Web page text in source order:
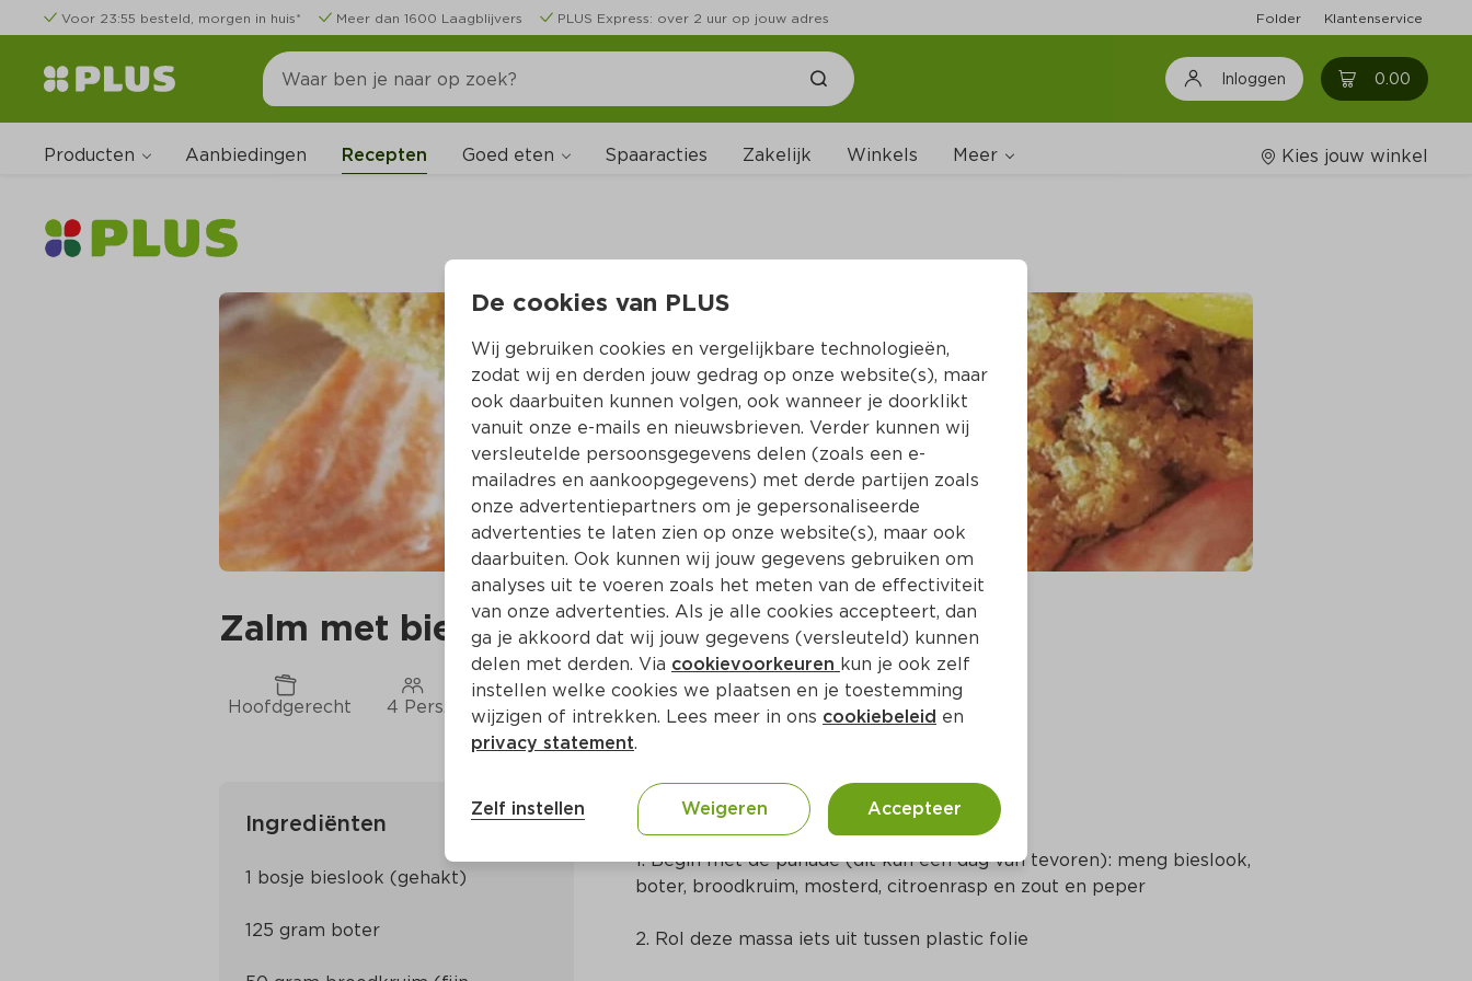
Voor 23:55 besteld, morgen in huis* Meer dan 1600 Laagblijvers PLUS Express: over 2 uur op jouw adres Folder Klantenservice
Inloggen 0.00 0
Producten Aanbiedingen Recepten Goed eten Spaaracties Zakelijk Winkels Meer
Wijnshop
Boodschappenlijstjes
Kies jouw winkel
Zalm met bieslookmosterdpanade
Hoofdgerecht 4 Pers. Ca. 25 Min Frans
Ingrediënten
Bereidingswijze
1. Begin met de panade (dit kan een dag van tevoren): meng bieslook,
boter, broodkruim, mosterd, citroenrasp en zout en peper
2. Rol deze massa iets uit tussen plastic folie
De cookies van PLUS
Wij gebruiken cookies en vergelijkbare technologieën,
zodat wij en derden jouw gedrag op onze website(s), maar
ook daarbuiten kunnen volgen, ook wanneer je doorklikt
vanuit onze e-mails en nieuwsbrieven. Verder kunnen wij
versleutelde persoonsgegevens delen (zoals een e-
mailadres en aankoopgegevens) met derde partijen zoals
onze advertentiepartners om je gepersonaliseerde
advertenties te laten zien op onze website(s), maar ook
daarbuiten. Ook kunnen wij jouw gegevens gebruiken om
analyses uit te voeren zoals het meten van de effectiviteit
van onze advertenties. Als je alle cookies accepteert, dan
ga je akkoord dat wij jouw gegevens (versleuteld) kunnen
delen met derden. Via cookievoorkeuren kun je ook zelf
instellen welke cookies we plaatsen en je toestemming
wijzigen of intrekken. Lees meer in ons cookiebeleid en
privacy statement.
Zelf instellen Weigeren Accepteer